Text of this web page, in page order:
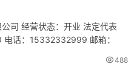
司 经营状态：开业 法定代表
话：15332332999 邮箱：
：陕西省西安市周至县集贤镇赵
488